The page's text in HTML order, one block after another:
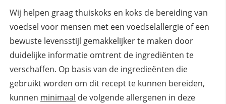
Wij helpen graag thuiskoks en koks de bereiding van
voedsel voor mensen met een voedselallergie of een
bewuste levensstijl gemakkelijker te maken door
duidelijke informatie omtrent de ingrediënten te
verschaffen. Op basis van de ingredieënten die
gebruikt worden om dit recept te kunnen bereiden,
kunnen minimaal de volgende allergenen in deze